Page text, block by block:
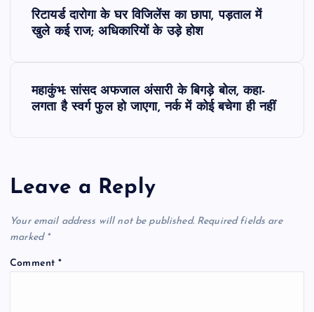
a
v
i
रिटायर्ड दारोगा के घर विजिलेंस का छापा, पड़ताल में
खुले कई राज; अधिकारियों के उड़े होश
महाकुंभ: सांसद अफजाल अंसारी के बिगड़े बोल, कहा-
लगता है स्वर्ग फुल हो जाएगा, नर्क में कोई बचेगा ही नहीं
Leave a Reply
Your email address will not be published. Required fields are
marked *
Comment*